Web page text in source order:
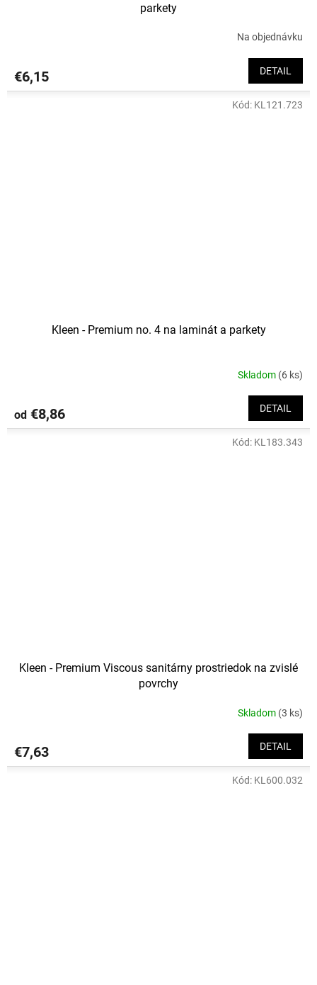
parkety
Na objednávku
€6,15 DETAIL
Kleen - Premium no. 4 na laminát a parkety
Skladom (6 ks)
od €8,86 DETAIL
Kód: KL121.723
Kleen - Premium Viscous sanitárny prostriedok na zvislé
povrchy
Skladom (3 ks)
€7,63 DETAIL
Kód: KL183.343
Kód: KL600.032